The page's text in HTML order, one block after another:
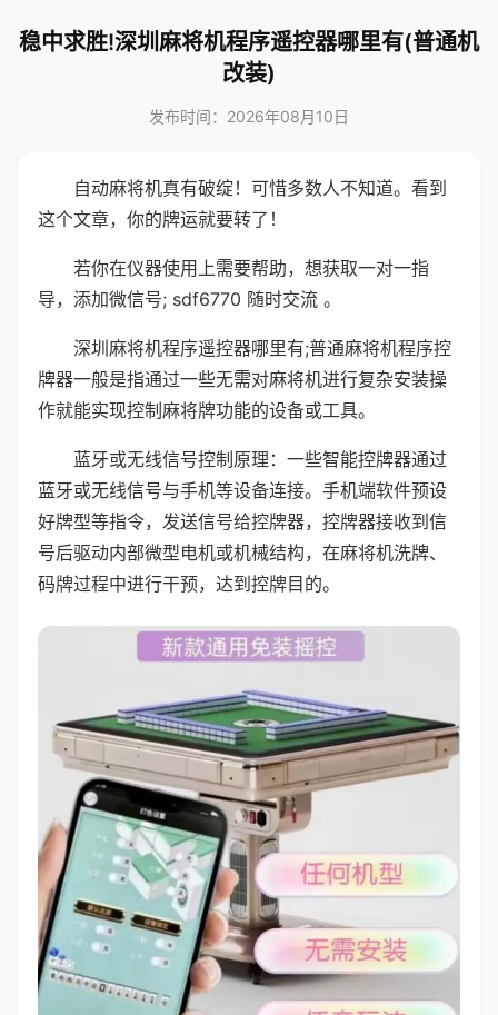
稳中求胜!深圳麻将机程序遥控器哪里有(普通机
改装)
发布时间：2026年08月10日
自动麻将机真有破绽！可惜多数人不知道。看到
这个文章，你的牌运就要转了！
若你在仪器使用上需要帮助，想获取一对一指
导，添加微信号; sdf6770 随时交流 。
深圳麻将机程序遥控器哪里有;普通麻将机程序控
牌器一般是指通过一些无需对麻将机进行复杂安装操
作就能实现控制麻将牌功能的设备或工具。
蓝牙或无线信号控制原理：一些智能控牌器通过
蓝牙或无线信号与手机等设备连接。手机端软件预设
好牌型等指令，发送信号给控牌器，控牌器接收到信
号后驱动内部微型电机或机械结构，在麻将机洗牌、
码牌过程中进行干预，达到控牌目的。